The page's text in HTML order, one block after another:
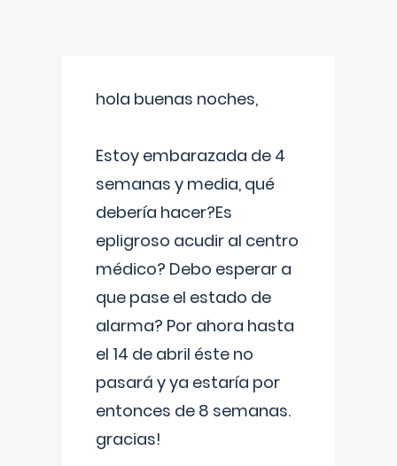
hola buenas noches,
Estoy embarazada de 4
semanas y media, qué
debería hacer?Es
epligroso acudir al centro
médico? Debo esperar a
que pase el estado de
alarma? Por ahora hasta
el 14 de abril éste no
pasará y ya estaría por
entonces de 8 semanas.
gracias!